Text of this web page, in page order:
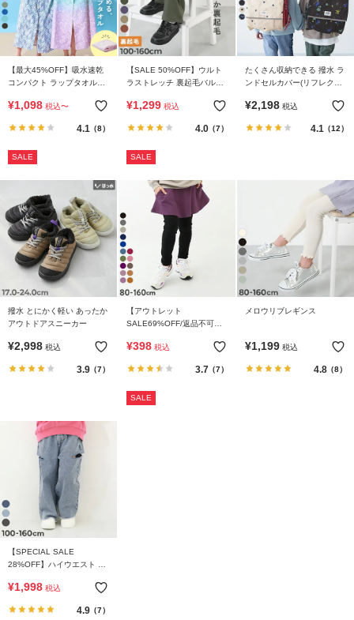
【最大45%OFF】吸水速乾
コンパクト ラップタオル
¥1,098 税込〜
4.1 （8）
SALE
【SALE 50%OFF】ウルト
ラストレッチ 裏起毛バルー
¥1,299 税込
4.0（7）
SALE
たくさん収納できる 撥水 ラ
ンドセルカバー(リフレクタ
¥2,198 税込
4.1 （12）
撥水 とにかく軽い あったか
アウトドアスニーカー
¥2,998 税込
3.9（7）
【アウトレット
SALE69%OFF/返品不可】
レッチコットン）
¥398 税込
3.7（7）
SALE
メロウリブレギンス
¥1,199 税込
4.8（8）
【SPECIAL SALE
28%OFF】ハイウエスト カ
¥1,998 税込
4.9（7）